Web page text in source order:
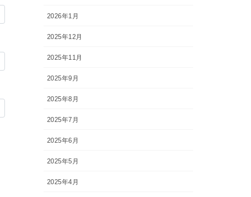
2026年1月
2025年12月
2025年11月
2025年9月
2025年8月
2025年7月
2025年6月
2025年5月
2025年4月